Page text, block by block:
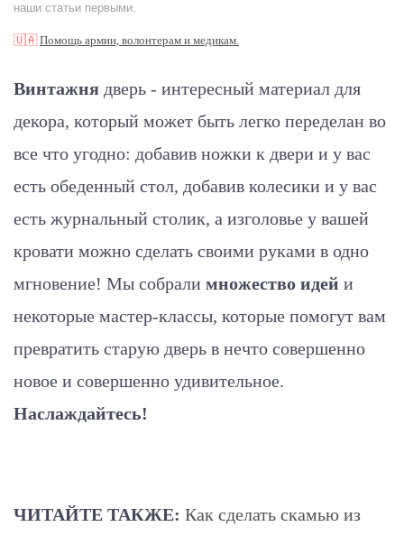
наши статьи первыми.
🇺🇦Помощь армии, волонтерам и медикам.
Винтажня дверь - интересный материал для
декора, который может быть легко переделан во
все что угодно: добавив ножки к двери и у вас
есть обеденный стол, добавив колесики и у вас
есть журнальный столик, а изголовье у вашей
кровати можно сделать своими руками в одно
мгновение! Мы собрали множество идей и
некоторые мастер-классы, которые помогут вам
превратить старую дверь в нечто совершенно
новое и совершенно удивительное.
Наслаждайтесь!
ЧИТАЙТЕ ТАКЖЕ: Как сделать скамью из